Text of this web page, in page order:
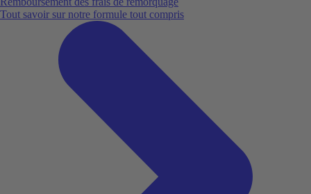
Tout savoir sur notre formule tout compris